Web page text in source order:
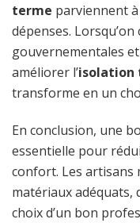
terme parviennent
dépenses.
gouvernementales
améliorer l’isolation
transforme en un
En conclusion, une
essentielle pour
confort. Les artisans
matériaux adéquats,
choix d’un bon